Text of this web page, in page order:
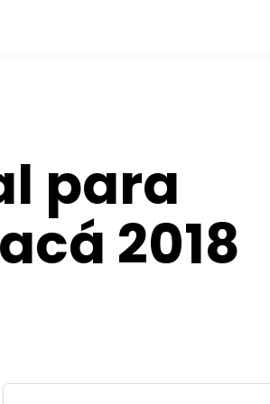
para
2018